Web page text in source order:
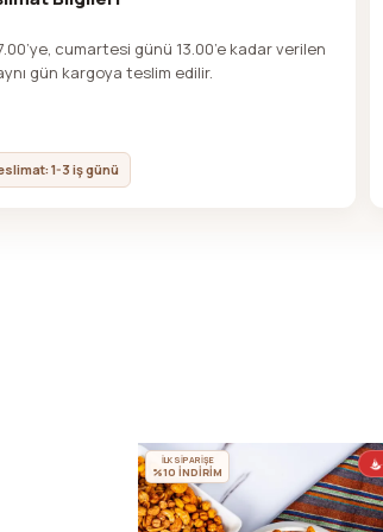
cumartesi günü 13.00’e kadar verilen
gün kargoya teslim edilir.
1-3 iş günü
İLK SİPARİŞE
%10 İNDİRİM